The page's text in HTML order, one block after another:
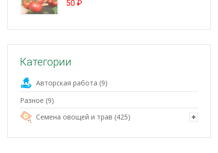
50 ₽
Категории
Авторская работа (9)
Разное (9)
Семена овощей и трав (425)